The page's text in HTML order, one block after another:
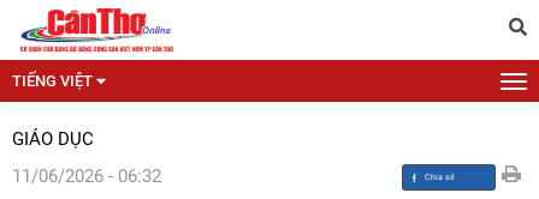
TIẾNG VIỆT
GIÁO DỤC
11/06/2026 - 06:32